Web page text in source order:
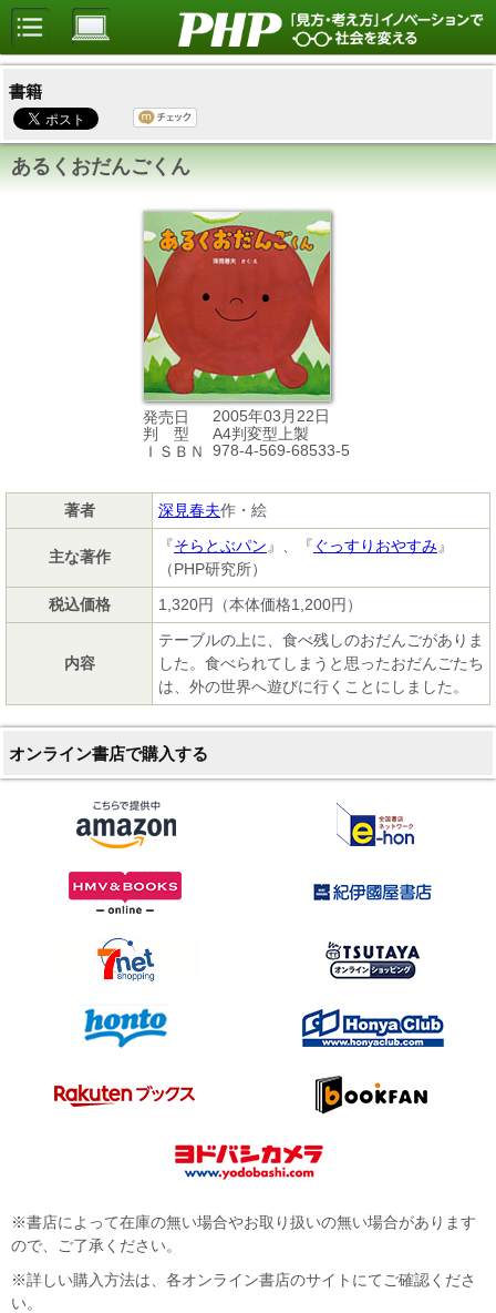
書籍
あるくおだんごくん
発売日
2005年03月22日
判 型
A4判変型上製
ＩＳＢＮ
978-4-569-68533-5
著者 深見春夫作・絵
主な著作
『そらとぶパン 』、『 ぐっすりおやすみ』
（PHP研究所）
税込価格
1,320円（本体価格1,200円）
内容
テーブルの上に、食べ残しのおだんごがありま
した。食べられてしまうと思ったおだんごたち
は、外の世界へ遊びに行くことにしました。
オンライン書店で購入する
※書店によって在庫の無い場合やお取り扱いの無い場合があります
ので、ご了承ください。
※詳しい購入方法は、各オンライン書店のサイトにてご確認くださ
い。